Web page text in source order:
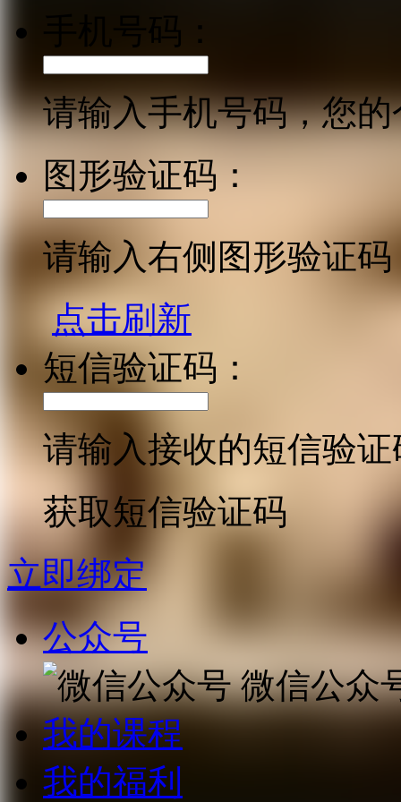
手机号码：
请输入手机号码，您
图形验证码：
请输入右侧图形验证码
点击刷新
短信验证码：
请输入接收的短信验证
获取短信验证码
立即绑定
公众号
微信公众
我的课程
我的福利